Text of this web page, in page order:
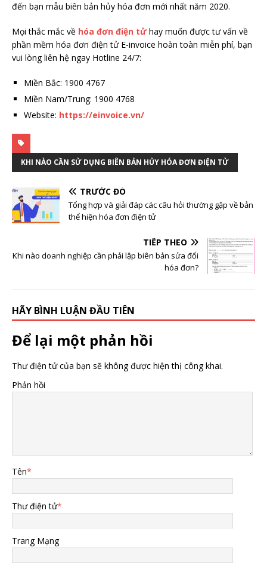
đến bạn mẫu biên bản hủy hóa đơn mới nhất năm 2020.
Mọi thắc mắc về hóa đơn điện tửhay muốn được tư vấn về
phần mềm hóa đơn điện tử E-invoice hoàn toàn miễn phí, bạn
vui lòng liên hệ ngay Hotline 24/7:
Miền Bắc: 1900 4767
Miền Nam/Trung: 1900 4768
Website: https://einvoice.vn/
KHI NÀO CẦN SỬ DỤNG BIÊN BẢN HỦY HÓA ĐƠN ĐIỆN TỬ
TRƯỚC ĐÓ
Tổng hợp và giải đáp các câu hỏi thường gặp về bản
thể hiện hóa đơn điện tử
TIẾP THEO
Khi nào doanh nghiệp cần phải lập biên bản sửa đổi
hóa đơn?
HÃY BÌNH LUẬN ĐẦU TIÊN
Để lại một phản hồi
Thư điện tử của bạn sẽ không được hiện thị công khai.
Phản hồi
Tên*
Thư điện tử*
Trang Mạng